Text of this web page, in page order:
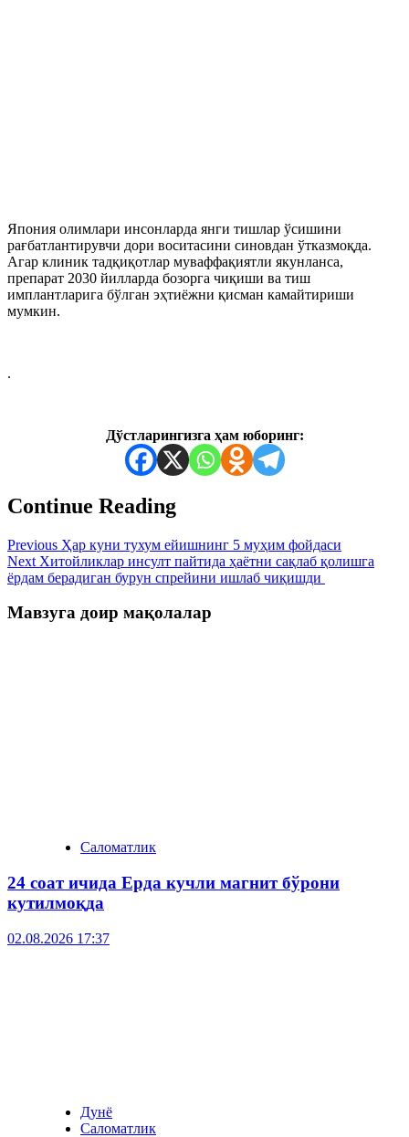
Япония олимлари инсонларда янги тишлар ўсишини
рағбатлантирувчи дори воситасини синовдан ўтказмоқда.
Агар клиник тадқиқотлар муваффақиятли якунланса,
препарат 2030 йилларда бозорга чиқиши ва тиш
имплантларига бўлган эҳтиёжни қисман камайтириши
мумкин.
.
Дўстларингизга ҳам юборинг:
Continue Reading
Previous Ҳар куни тухум ейишнинг 5 муҳим фойдаси
Next Хитойликлар инсулт пайтида ҳаётни сақлаб қолишга
ёрдам берадиган бурун спрейини ишлаб чиқишди
Мавзуга доир мақолалар
Саломатлик
24 соат ичида Ерда кучли магнит бўрони
кутилмоқда
02.08.2026 17:37
Дунё
Саломатлик